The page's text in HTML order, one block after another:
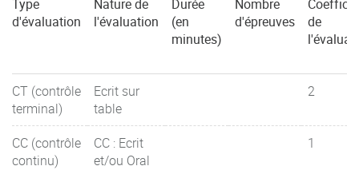
Type
d'évaluation
Nature de
l'évaluation
Durée
(en
minutes)
Nombre
d'épreuves
de
CT (contrôle
terminal)
Ecrit sur
table
2
CC (contrôle
continu)
CC : Ecrit
et/ou Oral
1